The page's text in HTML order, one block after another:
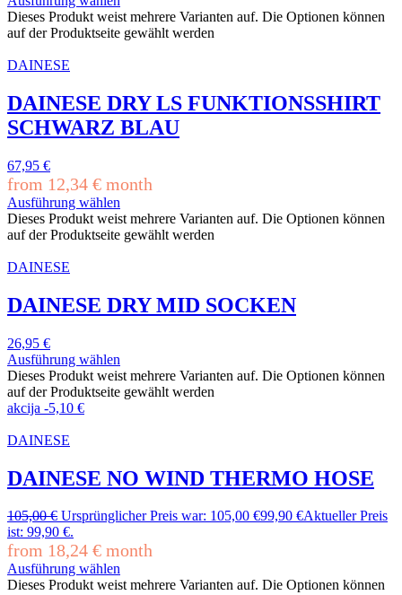
Dieses Produkt weist mehrere Varianten auf. Die Optionen können
auf der Produktseite gewählt werden
DAINESE
DAINESE DRY LS FUNKTIONSSHIRT
SCHWARZ BLAU
67,95 €
from 12,34 € month
Ausführung wählen
Dieses Produkt weist mehrere Varianten auf. Die Optionen können
auf der Produktseite gewählt werden
DAINESE
DAINESE DRY MID SOCKEN
26,95 €
Ausführung wählen
Dieses Produkt weist mehrere Varianten auf. Die Optionen können
auf der Produktseite gewählt werden
akcija -5,10 €
DAINESE
DAINESE NO WIND THERMO HOSE
105,00€ Ursprünglicher Preis war: 105,00 €99,90 €Aktueller Preis
ist: 99,90 €.
from 18,24 € month
Ausführung wählen
Dieses Produkt weist mehrere Varianten auf. Die Optionen können